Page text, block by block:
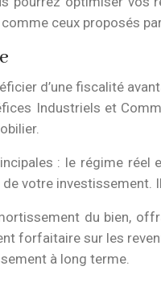
ceux proposés
d’une fiscalité
Industriels et
: le régime réel
votre
du bien,
forfaitaire sur les
à long terme.